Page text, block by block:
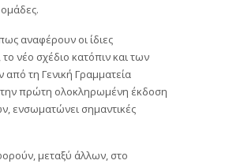
αναφέρουν οι ίδιες
νέο σχέδιο κατόπιν και των
τη Γενική Γραμματεία
πρώτη ολοκληρωμένη έκδοση
ενσωματώνει σημαντικές
μεταξύ άλλων, στο